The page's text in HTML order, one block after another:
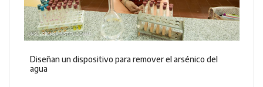
Diseñan un dispositivo para remover el arsénico del
agua